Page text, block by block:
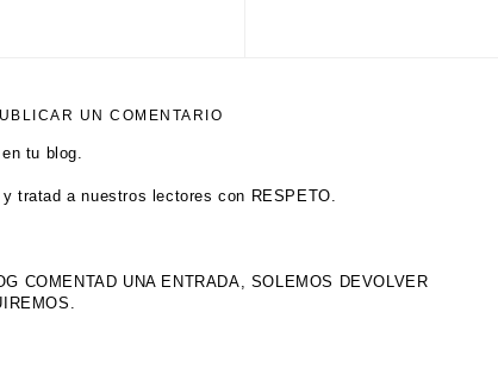
UN COMENTARIO
tu blog.
tratad a nuestros lectores con RESPETO.
COMENTAD UNA ENTRADA, SOLEMOS DEVOLVER